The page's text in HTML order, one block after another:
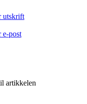
utskrift
e-post
artikkelen